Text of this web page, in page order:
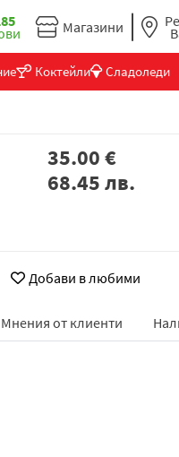
Магазини
Коктейли Сладоледи
35.00€
68.45лв.
Добави в любими
Мнения от клиенти